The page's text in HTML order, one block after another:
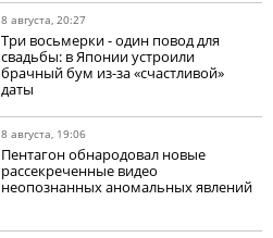
8 августа, 20:27
Три восьмерки - один повод для
свадьбы: в Японии устроили
брачный бум из-за «счастливой»
даты
8 августа, 19:06
Пентагон обнародовал новые
рассекреченные видео
неопознанных аномальных явлений